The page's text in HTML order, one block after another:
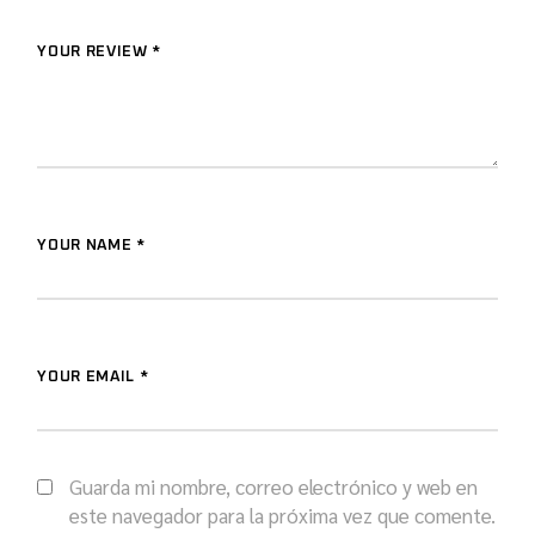
YOUR REVIEW *
YOUR NAME *
YOUR EMAIL *
Guarda mi nombre, correo electrónico y web en
este navegador para la próxima vez que comente.